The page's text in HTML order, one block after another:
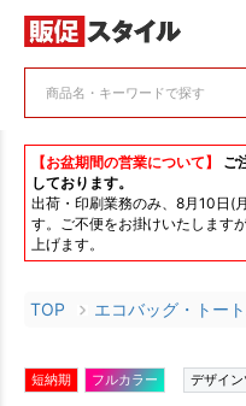
【お盆期間の営業について】
ご
しております。
出荷・印刷業務のみ、8月10日(
す。ご不便をお掛けいたします
上げます。
TOP エコバッグ・トー
短納期 フルカラー デザイ